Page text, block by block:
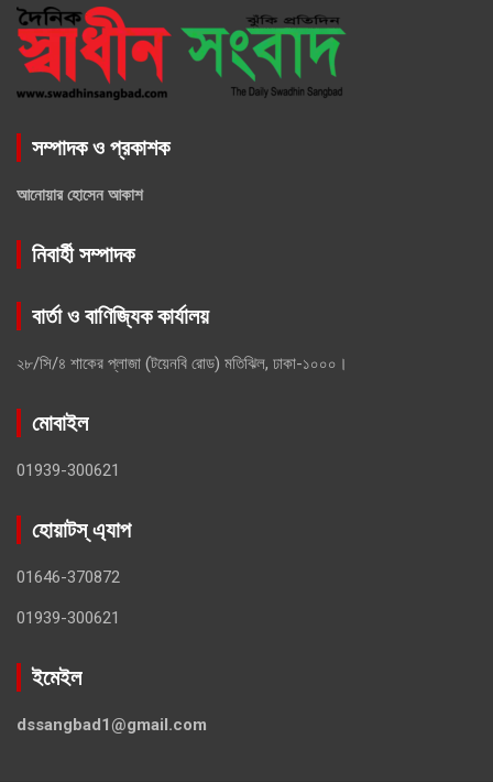
সম্পাদক ও প্রকাশক
আনোয়ার হোসেন আকাশ
নিবার্হী সম্পাদক
বার্তা ও বাণিজ্যিক কার্যালয়
২৮/সি/৪ শাকের প্লাজা (টয়েনবি রোড) মতিঝিল, ঢাকা-১০০০।
মোবাইল
01939-300621
হোয়াটস্ এ্যাপ
01646-370872
01939-300621
ইমেইল
dssangbad1@gmail.com